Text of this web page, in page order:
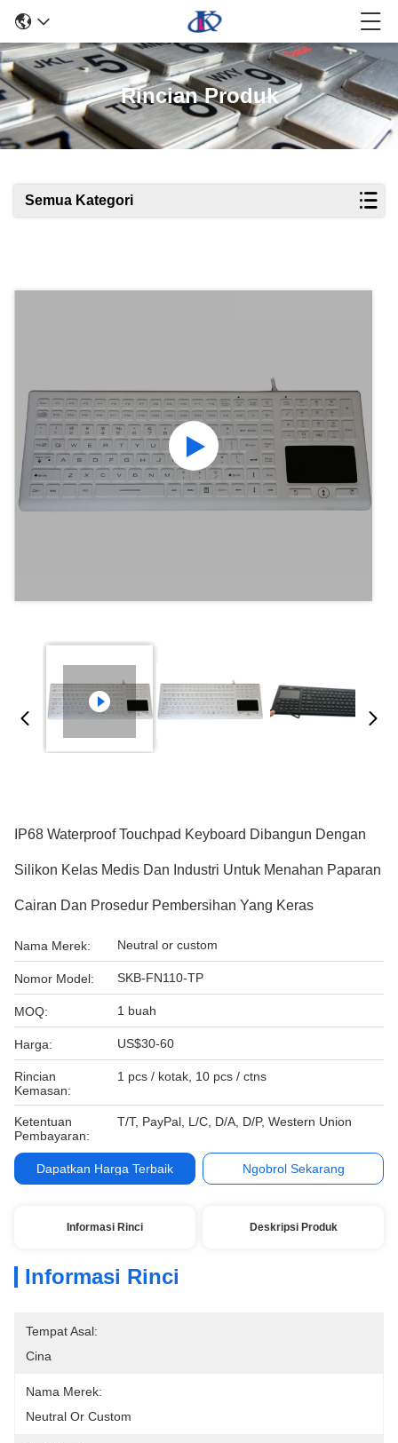
Rincian Produk
Semua Kategori
IP68 Waterproof Touchpad Keyboard Dibangun Dengan
Silikon Kelas Medis Dan Industri Untuk Menahan Paparan
Cairan Dan Prosedur Pembersihan Yang Keras
Nama Merek: Neutral or custom
Nomor Model: SKB-FN110-TP
MOQ: 1 buah
Harga: US$30-60
Rincian
Kemasan:
1 pcs / kotak, 10 pcs / ctns
Ketentuan
Pembayaran:
T/T, PayPal, L/C, D/A, D/P, Western Union
Dapatkan Harga Terbaik Ngobrol Sekarang
Informasi Rinci Deskripsi Produk
Informasi Rinci
Tempat Asal:
Cina
Nama Merek:
Neutral Or Custom